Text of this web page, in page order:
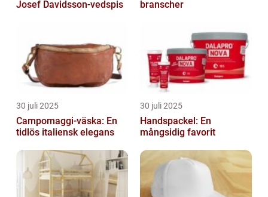
Josef Davidsson-vedspis
branscher
30 juli 2025
Campomaggi-väska: En
tidlös italiensk elegans
30 juli 2025
Handspackel: En
mångsidig favorit